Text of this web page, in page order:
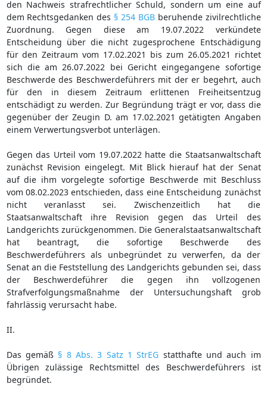
den Nachweis strafrechtlicher Schuld, sondern um eine auf
dem Rechtsgedanken des § 254 BGBberuhende zivilrechtliche
Zuordnung. Gegen diese am 19.07.2022 verkündete
Entscheidung über die nicht zugesprochene Entschädigung
für den Zeitraum vom 17.02.2021 bis zum 26.05.2021 richtet
sich die am 26.07.2022 bei Gericht eingegangene sofortige
Beschwerde des Beschwerdeführers mit der er begehrt, auch
für den in diesem Zeitraum erlittenen Freiheitsentzug
entschädigt zu werden. Zur Begründung trägt er vor, dass die
gegenüber der Zeugin D. am 17.02.2021 getätigten Angaben
einem Verwertungsverbot unterlägen.
Gegen das Urteil vom 19.07.2022 hatte die Staatsanwaltschaft
zunächst Revision eingelegt. Mit Blick hierauf hat der Senat
auf die ihm vorgelegte sofortige Beschwerde mit Beschluss
vom 08.02.2023 entschieden, dass eine Entscheidung zunächst
nicht veranlasst sei. Zwischenzeitlich hat die
Staatsanwaltschaft ihre Revision gegen das Urteil des
Landgerichts zurückgenommen. Die Generalstaatsanwaltschaft
hat beantragt, die sofortige Beschwerde des
Beschwerdeführers als unbegründet zu verwerfen, da der
Senat an die Feststellung des Landgerichts gebunden sei, dass
der Beschwerdeführer die gegen ihn vollzogenen
Strafverfolgungsmaßnahme der Untersuchungshaft grob
fahrlässig verursacht habe.
II.
Das gemäß § 8 Abs. 3 Satz 1 StrEG statthafte und auch im
Übrigen zulässige Rechtsmittel des Beschwerdeführers ist
begründet.